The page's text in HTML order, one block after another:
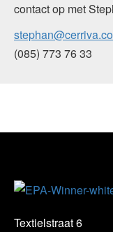
contact op met
(085) 773 76 33
Textielstraat 6